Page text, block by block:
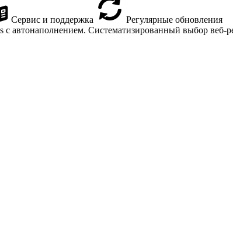
Сервис и поддержка
Регулярные обновления
с автонаполнением. Систематизированный выбор веб-